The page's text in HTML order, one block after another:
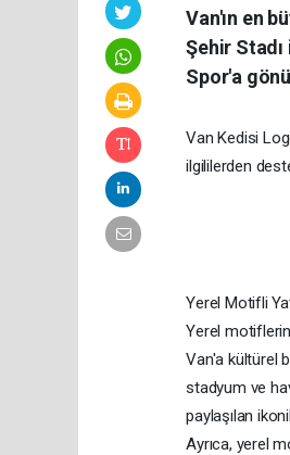
Van'ın en
Şehir
Spor'a
Van Kedisi
ilgililerden
Yerel Motifli
Yerel
Van'a kültürel
stadyum ve
paylaşılan
Ayrıca, yerel